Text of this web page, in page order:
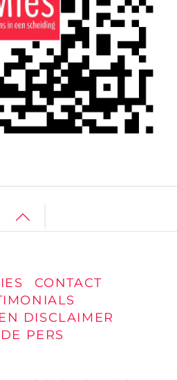
Back
CONTACT
DISCLAIMER
PERS